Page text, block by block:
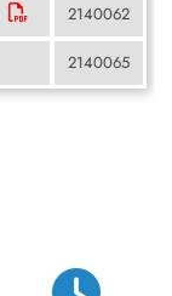
2140062
2140065